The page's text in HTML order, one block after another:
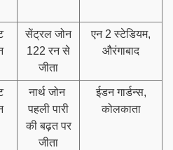
सेंट्रल जोन
122 रन से
जीता
एन 2 स्टेडियम,
औरंगाबाद
नार्थ जोन
पहली पारी
की बढ़त पर
जीता
ईडन गार्डन्स,
कोलकाता